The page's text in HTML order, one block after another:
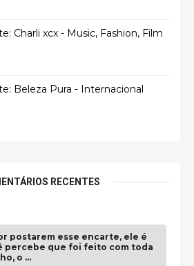
Charli xcx - Music, Fashion, Film
Beleza Pura - Internacional
RECENTES
postarem esse encarte, ele é
percebe que foi feito com toda
o …